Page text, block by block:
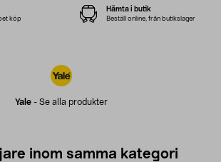
Yale - Se alla produkter
köp
Hämta i butik
Beställ online, från butikslager
inom samma kategori